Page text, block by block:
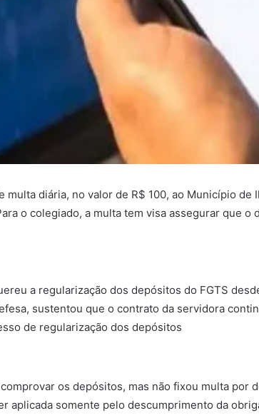
diária, no valor de R$ 100, ao Município de
o colegiado, a multa tem visa assegurar que o
a regularização dos depósitos do FGTS
sustentou que o contrato da servidora
de regularização dos depósitos
os depósitos, mas não fixou multa por
aplicada somente pelo descumprimento da